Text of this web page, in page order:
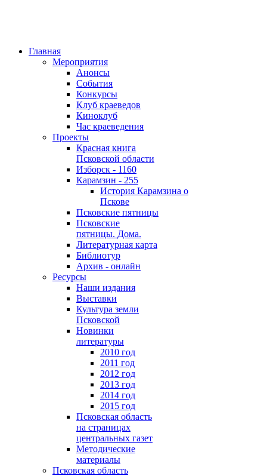
Главная
Мероприятия
Анонсы
События
Конкурсы
Клуб краеведов
Киноклуб
Час краеведения
Проекты
Красная книга
Псковской области
Изборск - 1160
Карамзин - 255
История Карамзина о
Пскове
Псковские пятницы
Псковские
пятницы. Дома.
Литературная карта
Библиотур
Архив - онлайн
Ресурсы
Наши издания
Выставки
Культура земли
Псковской
Новинки
литературы
2010 год
2011 год
2012 год
2013 год
2014 год
2015 год
Псковская область
на страницах
центральных газет
Методические
материалы
Псковская область